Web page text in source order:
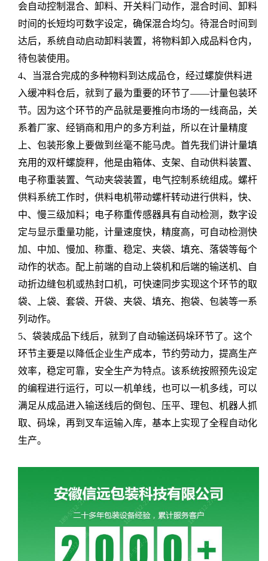
会自动控制混合、卸料、开关料门动作，混合时间、卸料
时间的长短均可数字设定，确保混合均匀。待混合时间到
达后，系统自动启动卸料装置，将物料卸入成品料仓内，
待包装使用。
4、当混合完成的多种物料到达成品仓，经过螺旋供料进
入缓冲料仓后，就到了最为重要的环节了——计量包装环
节。因为这个环节的产品就是要推向市场的一线商品，关
系着厂家、经销商和用户的多方利益，所以在计量精度
上、包装形象上要做到丝毫不能马虎。首先我们讲计量填
充用的双杆螺旋秤，他是由箱体、支架、自动供料装置、
电子称重装置、气动夹袋装置，电气控制系统组成。螺杆
供料系统工作时，供料电机带动螺杆转动进行供料，快、
中、慢三级加料；电子称重传感器具有自动检测，数字设
定与显示重量功能，计量速度快，精度高，可自动检测快
加、中加、慢加、称重、稳定、夹袋、填充、落袋等每个
动作的状态。配上前端的自动上袋机和后端的输送机、自
动折边缝包机或热封口机，可快速同步实现这个环节的取
袋、上袋、套袋、开袋、夹袋、填充、抱袋、包装等一系
列动作。
5、袋装成品下线后，就到了自动输送码垛环节了。这个
环节主要是以降低企业生产成本，节约劳动力，提高生产
效率，稳定可靠，安全生产为特点。该系统按照预先设定
的编程进行运行，可以一机单线，也可以一机多线，可以
满足从成品进入输送线后的倒包、压平、理包、机器人抓
取、码垛，再到叉车运输入库，基本上实现了全程自动化
生产。